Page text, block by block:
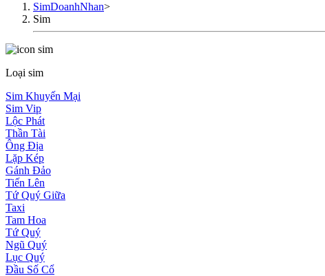
SimDoanhNhan>
Sim
Loại sim
Sim Khuyến Mại
Sim Vip
Lộc Phát
Thần Tài
Ông Địa
Lặp Kép
Gánh Đảo
Tiến Lên
Tứ Quý Giữa
Taxi
Tam Hoa
Tứ Quý
Ngũ Quý
Lục Quý
Đầu Số Cổ